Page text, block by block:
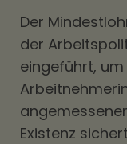
Der
der
eingeführt,
Existenz